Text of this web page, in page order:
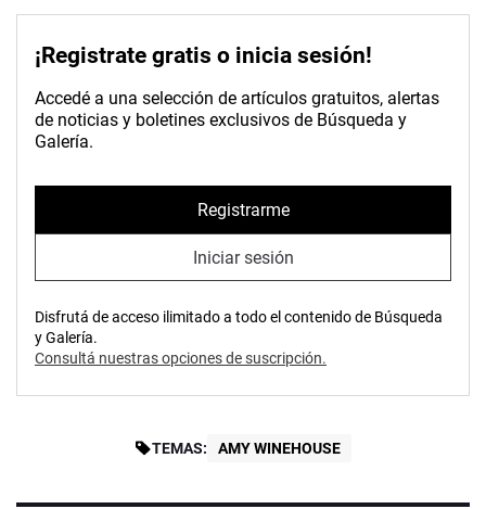
¡Registrate gratis o inicia sesión!
Accedé a una selección de artículos gratuitos, alertas
de noticias y boletines exclusivos de Búsqueda y
Galería.
Registrarme
Iniciar sesión
Disfrutá de acceso ilimitado a todo el contenido de Búsqueda
y Galería.
Consultá nuestras opciones de suscripción.
TEMAS: AMY WINEHOUSE